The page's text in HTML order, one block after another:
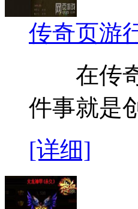
传奇页游
在传奇
件事就是
[详细]